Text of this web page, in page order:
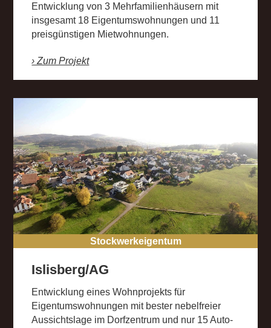
Entwicklung von 3 Mehrfamilienhäusern mit
insgesamt 18 Eigentumswohnungen und 11
preisgünstigen Mietwohnungen.
› Zum Projekt
Stockwerkeigentum
Islisberg/AG
Entwicklung eines Wohnprojekts für
Eigentumswohnungen mit bester nebelfreier
Aussichtslage im Dorfzentrum und nur 15 Auto-